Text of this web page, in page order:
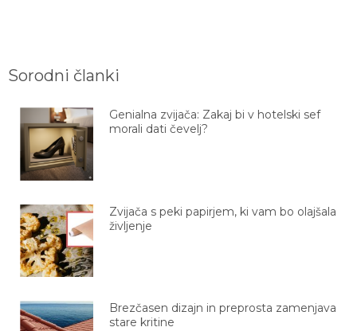
Sorodni članki
Genialna zvijača: Zakaj bi v hotelski sef
morali dati čevelj?
Zvijača s peki papirjem, ki vam bo olajšala
življenje
Brezčasen dizajn in preprosta zamenjava
stare kritine